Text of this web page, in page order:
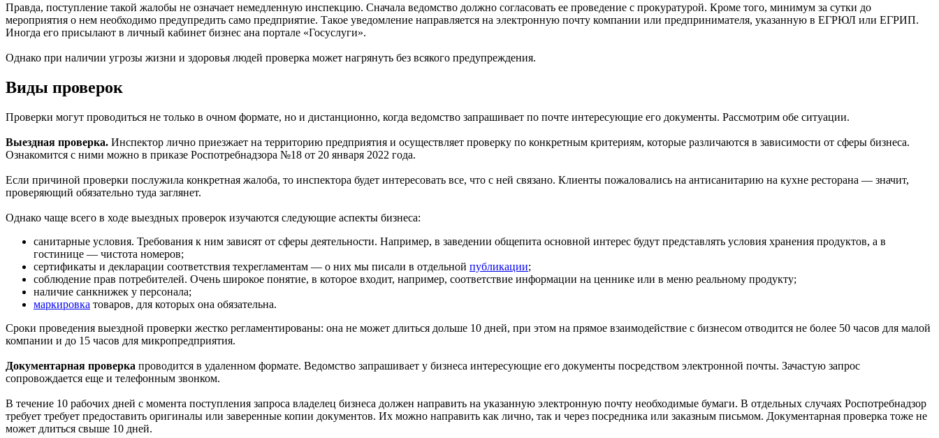
Правда, поступление такой жалобы не означает немедленную инспекцию. Сначала ведомство должно согласовать ее проведение с прокуратурой. Кроме того, минимум за сутки до
мероприятия о нем необходимо предупредить само предприятие. Такое уведомление направляется на электронную почту компании или предпринимателя, указанную в ЕГРЮЛ или ЕГРИП.
Иногда его присылают в личный кабинет бизнес ана портале «Госуслуги».
Однако при наличии угрозы жизни и здоровья людей проверка может нагрянуть без всякого предупреждения.
Виды проверок
Проверки могут проводиться не только в очном формате, но и дистанционно, когда ведомство запрашивает по почте интересующие его документы. Рассмотрим обе ситуации.
Выездная проверка. Инспектор лично приезжает на территорию предприятия и осуществляет проверку по конкретным критериям, которые различаются в зависимости от сферы бизнеса.
Ознакомится с ними можно в приказе Роспотребнадзора №18 от 20 января 2022 года.
Если причиной проверки послужила конкретная жалоба, то инспектора будет интересовать все, что с ней связано. Клиенты пожаловались на антисанитарию на кухне ресторана — значит,
проверяющий обязательно туда заглянет.
Однако чаще всего в ходе выездных проверок изучаются следующие аспекты бизнеса:
санитарные условия. Требования к ним зависят от сферы деятельности. Например, в заведении общепита основной интерес будут представлять условия хранения продуктов, а в
гостинице — чистота номеров;
сертификаты и декларации соответствия техрегламентам — о них мы писали в отдельной публикации;
соблюдение прав потребителей. Очень широкое понятие, в которое входит, например, соответствие информации на ценнике или в меню реальному продукту;
наличие санкнижек у персонала;
маркировка товаров, для которых она обязательна.
Сроки проведения выездной проверки жестко регламентированы: она не может длиться дольше 10 дней, при этом на прямое взаимодействие с бизнесом отводится не более 50 часов для малой
компании и до 15 часов для микропредприятия.
Документарная проверка проводится в удаленном формате. Ведомство запрашивает у бизнеса интересующие его документы посредством электронной почты. Зачастую запрос
сопровождается еще и телефонным звонком.
В течение 10 рабочих дней с момента поступления запроса владелец бизнеса должен направить на указанную электронную почту необходимые бумаги. В отдельных случаях Роспотребнадзор
требует требует предоставить оригиналы или заверенные копии документов. Их можно направить как лично, так и через посредника или заказным письмом. Документарная проверка тоже не
может длиться свыше 10 дней.